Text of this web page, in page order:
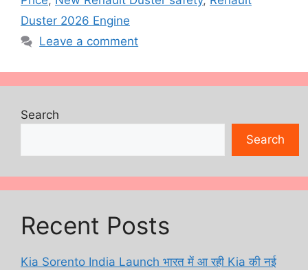
Duster 2026 Engine
Leave a comment
Search
Search
Recent Posts
Kia Sorento India Launch भारत में आ रही Kia की नई